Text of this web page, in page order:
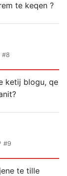
te keqen ?
ketij blogu, qe
#9
te tille